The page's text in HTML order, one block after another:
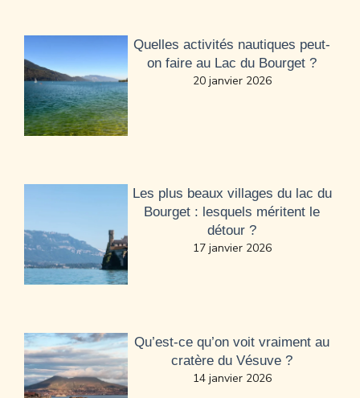
Quelles activités nautiques peut-
on faire au Lac du Bourget ?
20 janvier 2026
Les plus beaux villages du lac du
Bourget : lesquels méritent le
détour ?
17 janvier 2026
Qu’est-ce qu’on voit vraiment au
cratère du Vésuve ?
14 janvier 2026